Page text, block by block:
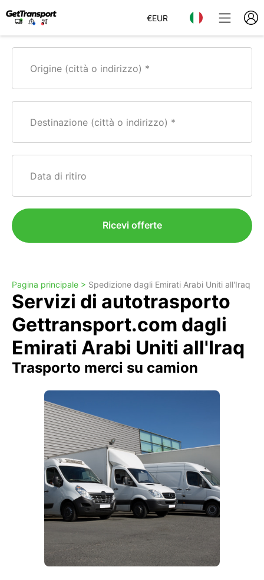
€EUR
Origine (città o indirizzo)
Destinazione (città o indirizzo)
Data di ritiro
Ricevi offerte
Pagina principale > Spedizione dagli Emirati Arabi Uniti all'Iraq
Servizi di autotrasporto
Gettransport.com dagli
Emirati Arabi Uniti all'Iraq
Trasporto merci su camion